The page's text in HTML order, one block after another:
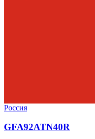
Россия
GFA92ATN40R